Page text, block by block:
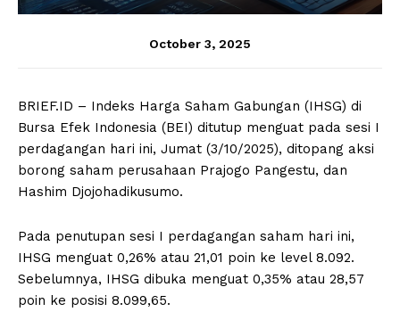
October 3, 2025
BRIEF.ID – Indeks Harga Saham Gabungan (IHSG) di
Bursa Efek Indonesia (BEI) ditutup menguat pada sesi I
perdagangan hari ini, Jumat (3/10/2025), ditopang aksi
borong saham perusahaan Prajogo Pangestu, dan
Hashim Djojohadikusumo.
Pada penutupan sesi I perdagangan saham hari ini,
IHSG menguat 0,26% atau 21,01 poin ke level 8.092.
Sebelumnya, IHSG dibuka menguat 0,35% atau 28,57
poin ke posisi 8.099,65.